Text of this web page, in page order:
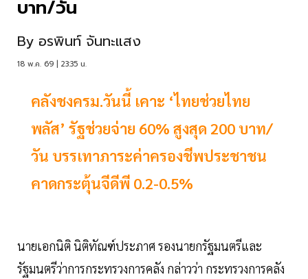
บาท/วัน
By อรพินท์ จันทะแสง
18 พ.ค. 69 | 23:35 น.
คลังชงครม.วันนี้ เคาะ ‘ไทยช่วยไทย
พลัส’ รัฐช่วยจ่าย 60% สูงสุด 200 บาท/
วัน บรรเทาภาระค่าครองชีพประชาชน
คาดกระตุ้นจีดีพี 0.2-0.5%
นายเอกนิติ นิติทัณฑ์ประภาศ รองนายกรัฐมนตรีและ
รัฐมนตรีว่าการกระทรวงการคลัง กล่าวว่า กระทรวงการคลัง